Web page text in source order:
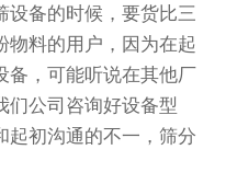
设备的时候，要货比三
物料的用户，因为在起
备，可能听说在其他厂
们公司咨询好设备型
起初沟通的不一，筛分